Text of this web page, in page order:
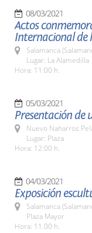
08/03/2021
Actos
Internacional de
Salamanca
Lugar: La Alamedilla
Hora: 11:00 h.
05/03/2021
Presentación de
Nuevo Naharros
Lugar: Plaza
Hora: 12:00 h.
04/03/2021
Exposición
Salamanca
Plaza Mayor
Hora: 11.00 h.